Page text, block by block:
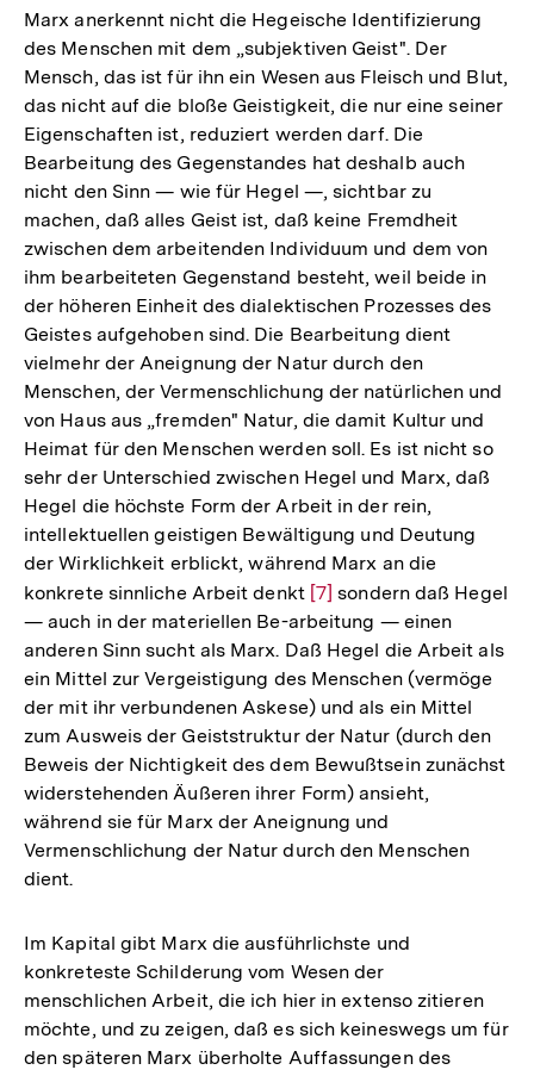
Marx anerkennt nicht die Hegeische Identifizierung
des Menschen mit dem „subjektiven Geist". Der
Mensch, das ist für ihn ein Wesen aus Fleisch und Blut,
das nicht auf die bloße Geistigkeit, die nur eine seiner
Eigenschaften ist, reduziert werden darf. Die
Bearbeitung des Gegenstandes hat deshalb auch
nicht den Sinn — wie für Hegel —, sichtbar zu
machen, daß alles Geist ist, daß keine Fremdheit
zwischen dem arbeitenden Individuum und dem von
ihm bearbeiteten Gegenstand besteht, weil beide in
der höheren Einheit des dialektischen Prozesses des
Geistes aufgehoben sind. Die Bearbeitung dient
vielmehr der Aneignung der Natur durch den
Menschen, der Vermenschlichung der natürlichen und
von Haus aus „fremden" Natur, die damit Kultur und
Heimat für den Menschen werden soll. Es ist nicht so
sehr der Unterschied zwischen Hegel und Marx, daß
Hegel die höchste Form der Arbeit in der rein,
intellektuellen geistigen Bewältigung und Deutung
der Wirklichkeit erblickt, während Marx an die
konkrete sinnliche Arbeit denkt Zur
Auflösung
der
Fußnote
[7] sondern daß Hegel
— auch in der materiellen Be-arbeitung — einen
anderen Sinn sucht als Marx. Daß Hegel die Arbeit als
ein Mittel zur Vergeistigung des Menschen (vermöge
der mit ihr verbundenen Askese) und als ein Mittel
zum Ausweis der Geiststruktur der Natur (durch den
Beweis der Nichtigkeit des dem Bewußtsein zunächst
widerstehenden Äußeren ihrer Form) ansieht,
während sie für Marx der Aneignung und
Vermenschlichung der Natur durch den Menschen
dient.
Im Kapital gibt Marx die ausführlichste und
konkreteste Schilderung vom Wesen der
menschlichen Arbeit, die ich hier in extenso zitieren
möchte, und zu zeigen, daß es sich keineswegs um für
den späteren Marx überholte Auffassungen des